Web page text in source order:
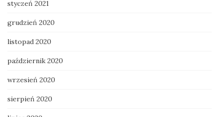
styczeń 2021
grudzień 2020
listopad 2020
październik 2020
wrzesień 2020
sierpień 2020